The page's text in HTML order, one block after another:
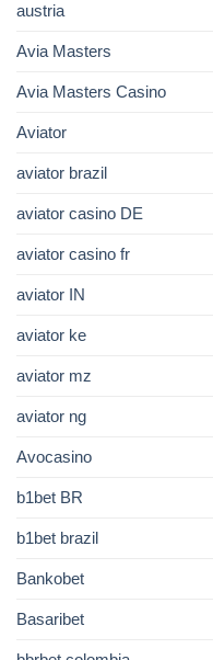
austria
Avia Masters
Avia Masters Casino
Aviator
aviator brazil
aviator casino DE
aviator casino fr
aviator IN
aviator ke
aviator mz
aviator ng
Avocasino
b1bet BR
b1bet brazil
Bankobet
Basaribet